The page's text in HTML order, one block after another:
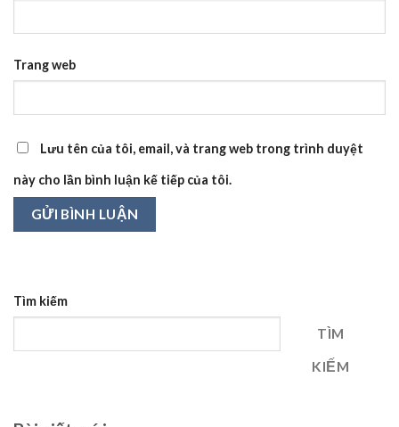
Trang web
Lưu tên của tôi, email, và trang web trong trình duyệt
này cho lần bình luận kế tiếp của tôi.
Tìm kiếm
TÌM
KIẾM